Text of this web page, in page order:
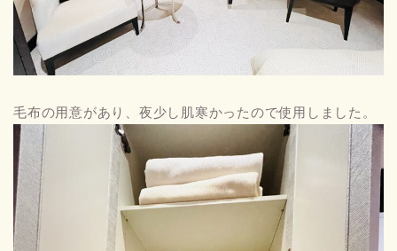
毛布の用意があり、夜少し肌寒かったので使用しました。